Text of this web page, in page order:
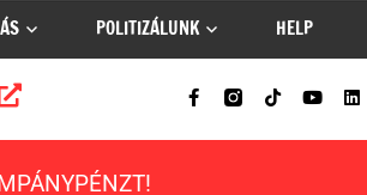
POLITIZÁLUNK HELP